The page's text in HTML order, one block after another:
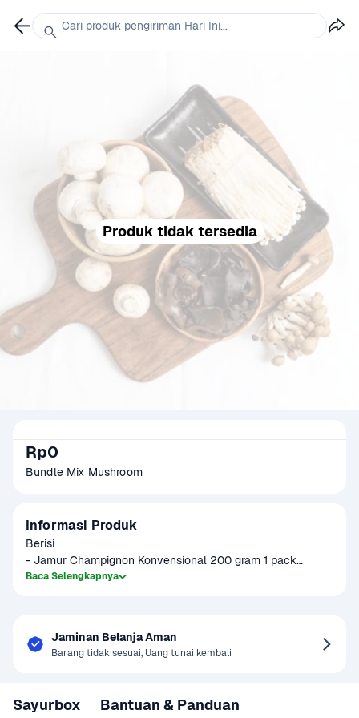
Produk tidak tersedia
Rp0
Bundle Mix Mushroom
Informasi Produk
Berisi
- Jamur Champignon Konvensional 200 gram 1 pack
- Jamur Enoki Impor 1 pack
Baca Selengkapnya
Jaminan Belanja Aman
Barang tidak sesuai, Uang tunai kembali
Sayurbox Bantuan & Panduan
Cari produk pengiriman Hari Ini...